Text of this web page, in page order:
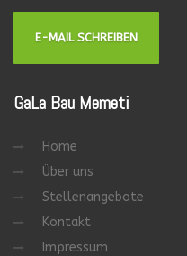
E-MAIL SCHREIBEN
GaLa Bau Memeti
Home
Über uns
Stellenangebote
Kontakt
Impressum